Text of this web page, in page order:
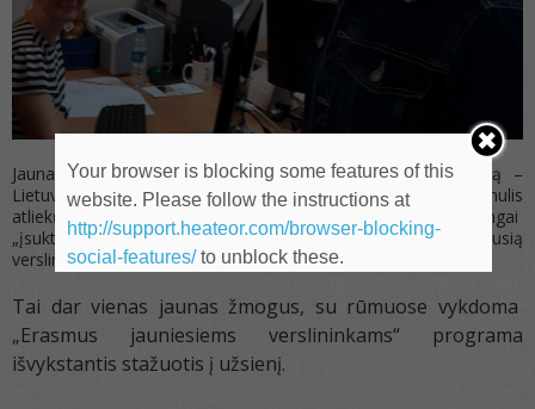
Jaunasis verslininkas Arvydas Venckus turi ambicingą idėją –
Lietuvoje įkurti parduotuvių tinklą, paremtą „ Zero Waste“ (nulis
atliekų) principu. Kokius žingsnius svarbu atlikti, norint sėkmingai
„įsukti“ tokį verslą, Arvydas vyksta mokytis pas patyrusią
verslininkę Uršką į Liublijaną, Slovėniją.
Tai dar vienas jaunas žmogus, su rūmuose vykdoma
„Erasmus jauniesiems verslininkams“ programa
išvykstantis stažuotis į užsienį.
Your browser is blocking some features of this
website. Please follow the instructions at
http://support.heateor.com/browser-blocking-
social-features/to unblock these.